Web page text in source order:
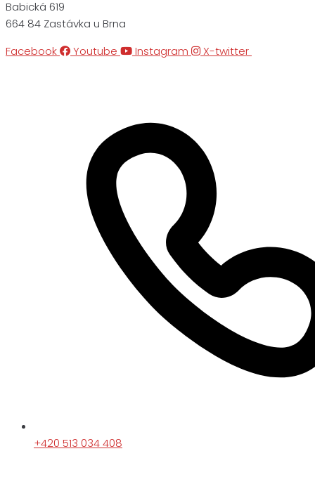
Babická 619
664 84 Zastávka u Brna
Facebook
Youtube Instagram X-twitter
+420 513 034 408